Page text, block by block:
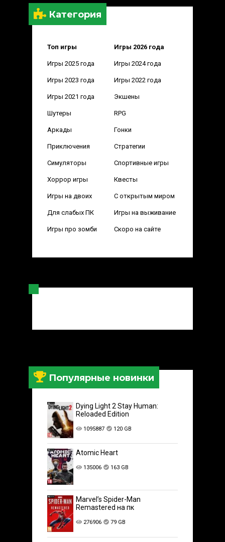
Категория
Топ игры Игры 2026 года
Игры 2025 года Игры 2024 года
Игры 2023 года Игры 2022 года
Игры 2021 года Экшены
Шутеры RPG
Аркады Гонки
Приключения Стратегии
Симуляторы Спортивные игры
Хоррор игры Квесты
Игры на двоих С открытым миром
Для слабых ПК Игры на выживание
Игры про зомби Скоро на сайте
Популярные новинки
Dying Light 2 Stay Human:
Reloaded Edition
1095887 120 GB
Atomic Heart
135006 163 GB
Marvel’s Spider-Man
Remastered на пк
276906 79 GB